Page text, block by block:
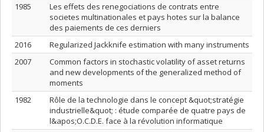
1985
Les effets des renegociations de contrats entre
societes multinationales et pays hotes sur la balance
des paiements de ces derniers
2016
Regularized Jackknife estimation with many instruments
2007
Common factors in stochastic volatility of asset returns
and new developments of the generalized method of
moments
1982
Rôle de la technologie dans le concept &quot;stratégie
industrielle&quot; : étude comparée de quatre pays de
l&apos;O.C.D.E. face à la révolution informatique